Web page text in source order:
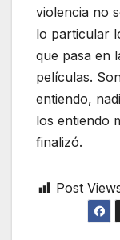
violencia no
lo particular
que pasa en
películas.
entiendo,
los entiendo
finalizó.
Post